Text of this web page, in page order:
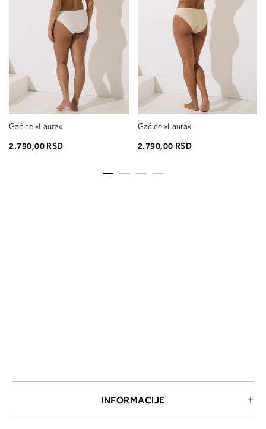
Gaćice »Laura«
2.790,00 RSD
Gaćice »Laura«
2.790,00 RSD
INFORMACIJE
2. Prsni obseg
Izmerite obim grudi. Postavite
traku preko leđa u nivou dekoltea i
preko grudi, u nivou bradavica - do
udubljenja između grudi. U odeljku
ćete pročitati koja dubina korpe
odgovara vašoj meri (A, B...) -
potražite u koloni koju ste odredili
merenjem grudi.